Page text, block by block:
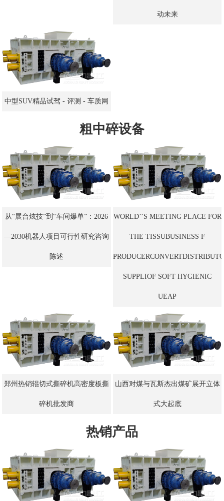
动未来
中型SUV精品试驾 - 评测 - 车质网
粗中碎设备
从“展台炫技”到“车间爆单”：2026
—2030机器人项目可行性研究咨询
陈述
WORLD’’S MEETING PLACE FOR
THE TISSUBUSINESS F
SUPPLIOF SOFT HYGIENIC
UEAP
郑州热销辊切式撕碎机高密度板撕
碎机批发商
山西对煤与瓦斯杰出煤矿展开立体
式大起底
热销产品